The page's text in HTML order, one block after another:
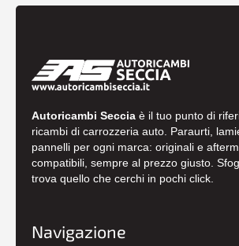
Autoricambi Seccia è il tuo punto di
ricambi di carrozzeria auto. Paraurti,
pannelli per ogni marca: originali e
compatibili, sempre al prezzo giusto.
trova quello che cerchi in pochi click.
Navigazione